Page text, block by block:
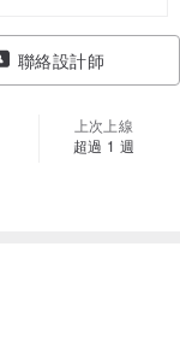
聯絡設計師
上次上線
超過 1 週